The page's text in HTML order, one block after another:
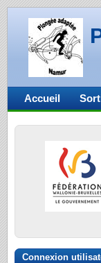
Accueil
Connexion